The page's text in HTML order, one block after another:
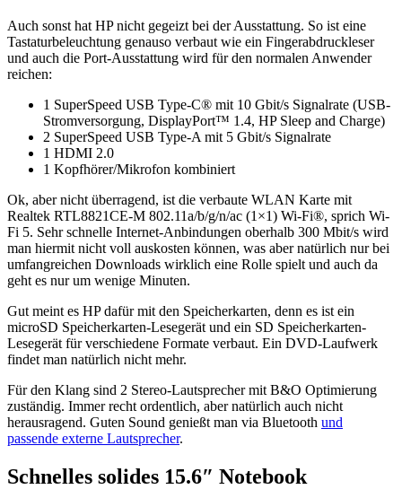
Auch sonst hat HP nicht gegeizt bei der Ausstattung. So ist eine
Tastaturbeleuchtung genauso verbaut wie ein Fingerabdruckleser
und auch die Port-Ausstattung wird für den normalen Anwender
reichen:
1 SuperSpeed USB Type-C® mit 10 Gbit/s Signalrate (USB-
Stromversorgung, DisplayPort™ 1.4, HP Sleep and Charge)
2 SuperSpeed USB Type-A mit 5 Gbit/s Signalrate
1 HDMI 2.0
1 Kopfhörer/Mikrofon kombiniert
Ok, aber nicht überragend, ist die verbaute WLAN Karte mit
Realtek RTL8821CE-M 802.11a/b/g/n/ac (1×1) Wi-Fi®, sprich Wi-
Fi 5. Sehr schnelle Internet-Anbindungen oberhalb 300 Mbit/s wird
man hiermit nicht voll auskosten können, was aber natürlich nur bei
umfangreichen Downloads wirklich eine Rolle spielt und auch da
geht es nur um wenige Minuten.
Gut meint es HP dafür mit den Speicherkarten, denn es ist ein
microSD Speicherkarten-Lesegerät und ein SD Speicherkarten-
Lesegerät für verschiedene Formate verbaut. Ein DVD-Laufwerk
findet man natürlich nicht mehr.
Für den Klang sind 2 Stereo-Lautsprecher mit B&O Optimierung
zuständig. Immer recht ordentlich, aber natürlich auch nicht
herausragend. Guten Sound genießt man via Bluetooth und
passende externe Lautsprecher.
Schnelles solides 15.6″ Notebook